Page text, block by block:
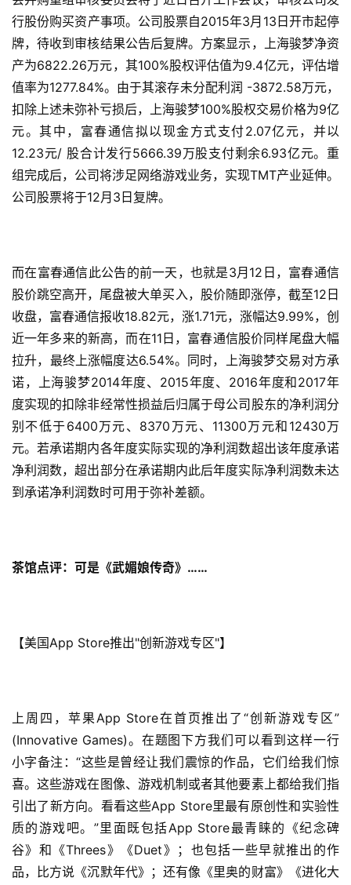
单
机
游
戏
休
闲
游
戏
2
5
第
十
三
届
金
茶
奖
7
游
接
会
上
海
站
行股份购买资产事项。公司股票自2015年3月13日开市起停
牌，待收到审核结果公告后复牌。方案显示，上海骏梦净资
产为6822.26万元，其100%股权评估值为9.4亿元，评估增
值率为1277.84%。由于其滚存未分配利润 -3872.58万元，
扣除上述未弥补亏损后，上海骏梦100%股权交易价格为9亿
元。其中，富春通信拟以现金方式支付2.07亿元，并以
12.23元/ 股合计发行5666.39万股支付剩余6.93亿元。重
组完成后，公司将涉足网络游戏业务，实现TMT产业延伸。
公司股票将于12月3日复牌。
而在富春通信此公告的前一天，也就是3月12日，富春通信
股价跳空高开，尾盘被大单买入，股价随即涨停，截至12日
收盘，富春通信报收18.82元，涨1.71元，涨幅达9.99%，创
近一年多来的新高，而在11日，富春通信股价同样尾盘大幅
拉升，最终上涨幅度达6.54%。同时，上海骏梦交易对方承
诺，上海骏梦2014年度、2015年度、2016年度和2017年
度实现的扣除非经常性损益后归属于母公司股东的净利润分
别不低于6400万元、8370万元、11300万元和12430万
元。若承诺期内各年度实际实现的净利润数超出该年度承诺
净利润数，超出部分在承诺期内此后年度实际净利润数未达
到承诺净利润数时可用于弥补差额。
茶馆点评：可是《武媚娘传奇》……
【美国App Store推出"创新游戏专区"】
上周四，苹果App Store在首页推出了“创新游戏专区”
(Innovative Games)。在题图下方我们可以看到这样一行
小字备注：“这些是曾经让我们震惊的作品，它们给我们惊
喜。这些游戏在图像、游戏机制或者其他要素上都给我们指
引出了新方向。看看这些App Store里最有原创性和实验性
质的游戏吧。”里面既包括App Store最青睐的《纪念碑
谷》和《Threes》《Duet》；也包括一些早就推出的作
品，比方说《沉默年代》；还有像《里奥的财富》《进化大